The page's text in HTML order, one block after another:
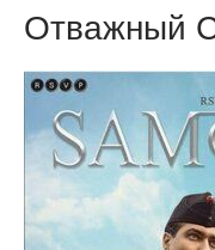
Отважный